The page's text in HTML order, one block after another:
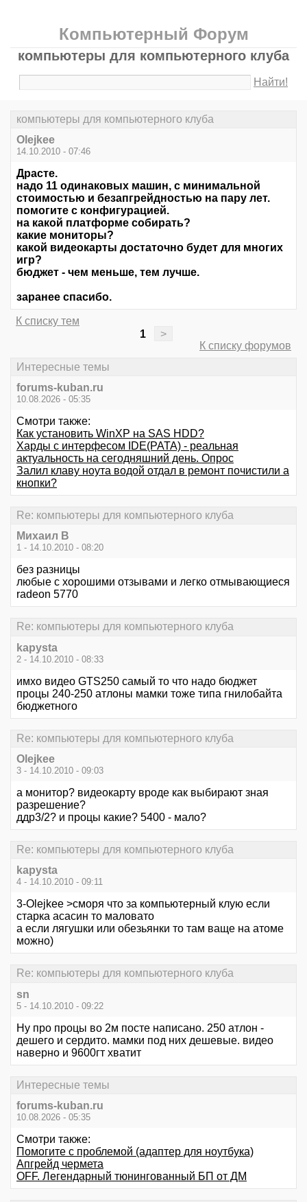
Компьютерный Форум
компьютеры для компьютерного клуба
Найти!
компьютеры для компьютерного клуба
Olejkee
14.10.2010 - 07:46
Драсте.
надо 11 одинаковых машин, с минимальной
стоимостью и безапгрейдностью на пару лет.
помогите с конфигурацией.
на какой платформе собирать?
какие мониторы?
какой видеокарты достаточно будет для многих
игр?
бюджет - чем меньше, тем лучше.
заранее спасибо.
К списку тем
1
>
К списку форумов
Интересные темы
forums-kuban.ru
10.08.2026 - 05:35
Смотри также:
Как установить WinXP на SAS HDD?
Харды с интерфесом IDE(PATA) - реальная
актуальность на сегодняшний день. Опрос
Залил клаву ноута водой отдал в ремонт почистили а
кнопки?
Re: компьютеры для компьютерного клуба
Михаил В
1 - 14.10.2010 - 08:20
без разницы
любые с хорошими отзывами и легко отмывающиеся
radeon 5770
Re: компьютеры для компьютерного клуба
kapysta
2 - 14.10.2010 - 08:33
имхо видео GTS250 самый то что надо бюджет
процы 240-250 атлоны мамки тоже типа гнилобайта
бюджетного
Re: компьютеры для компьютерного клуба
Olejkee
3 - 14.10.2010 - 09:03
а монитор? видеокарту вроде как выбирают зная
разрешение?
ддр3/2? и процы какие? 5400 - мало?
Re: компьютеры для компьютерного клуба
kapysta
4 - 14.10.2010 - 09:11
3-Olejkee >сморя что за компьютерный клую если
старка асасин то маловато
а если лягушки или обезьянки то там ваще на атоме
можно)
Re: компьютеры для компьютерного клуба
sn
5 - 14.10.2010 - 09:22
Ну про процы во 2м посте написано. 250 атлон -
дешего и сердито. мамки под них дешевые. видео
наверно и 9600гт хватит
Интересные темы
forums-kuban.ru
10.08.2026 - 05:35
Смотри также:
Помогите с проблемой (адаптер для ноутбука)
Апгрейд чермета
OFF. Легендарный тюнингованный БП от ДМ